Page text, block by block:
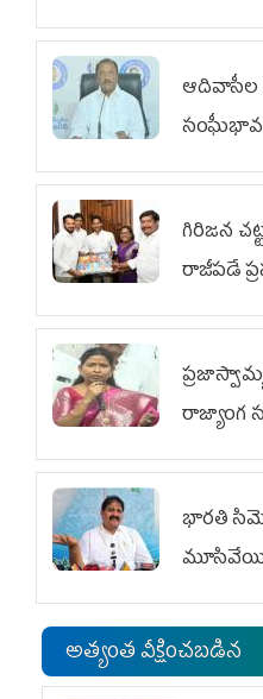
గిరిజన
రాజీపడే
రాజ్యాంగ
భారతి
అత్యంత వీక్షించబడిన